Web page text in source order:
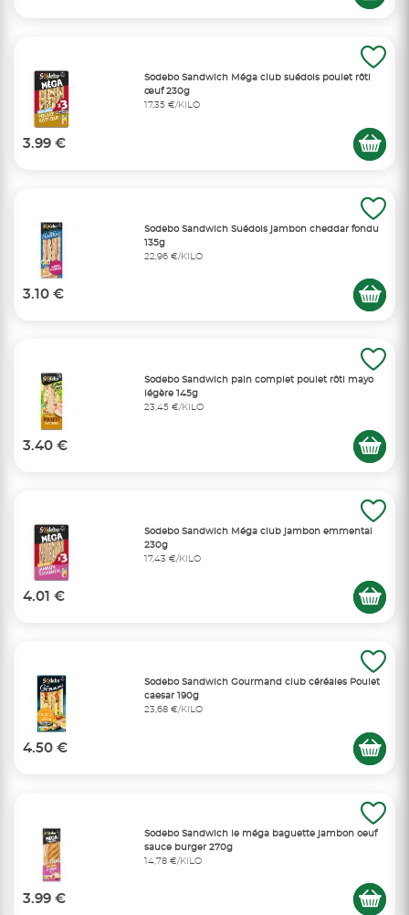
Sodebo Sandwich Méga club suédois poulet rôti
œuf 230g
17,35 €/KILO
3.99 €
Sodebo Sandwich Suédois jambon cheddar fondu
135g
22,96 €/KILO
3.10 €
Sodebo Sandwich pain complet poulet rôti mayo
légère 145g
23,45 €/KILO
3.40 €
Sodebo Sandwich Méga club jambon emmental
230g
17,43 €/KILO
4.01 €
Sodebo Sandwich Gourmand club céréales Poulet
caesar 190g
23,68 €/KILO
4.50 €
Sodebo Sandwich le méga baguette jambon oeuf
sauce burger 270g
14,78 €/KILO
3.99 €